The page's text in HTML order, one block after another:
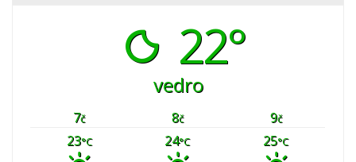
22°
vedro
7č 8č 9č
23°C 24°C 25°C